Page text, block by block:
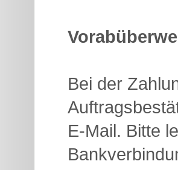
Bei der
E-Mail. Bitte